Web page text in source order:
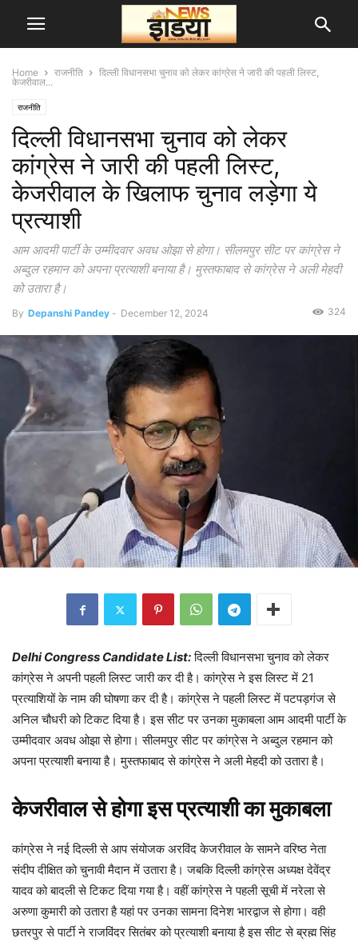
Home राजनीति
दिल्ली विधानसभा चुनाव को लेकर कांग्रेस ने जारी की पहली लिस्ट,
केजरीवाल...
राजनीति
दिल्ली विधानसभा चुनाव को लेकर
कांग्रेस ने जारी की पहली लिस्ट,
केजरीवाल के खिलाफ चुनाव लड़ेगा ये
प्रत्याशी
आम आदमी पार्टी के उम्मीदवार अवध ओझा से होगा। सीलमपुर सीट पर कांग्रेस ने
अब्दुल रहमान को अपना प्रत्याशी बनाया है। मुस्तफाबाद से कांग्रेस ने अली मेहदी
को उतारा है।
By Depanshi Pandey - December 12, 2024 324
Delhi Congress Candidate List:दिल्ली विधानसभा चुनाव को लेकर
कांग्रेस ने अपनी पहली लिस्ट जारी कर दी है। कांग्रेस ने इस लिस्ट में 21
प्रत्याशियों के नाम की घोषणा कर दी है। कांग्रेस ने पहली लिस्ट में पटपड़गंज से
अनिल चौधरी को टिकट दिया है। इस सीट पर उनका मुकाबला आम आदमी पार्टी के
उम्मीदवार अवध ओझा से होगा। सीलमपुर सीट पर कांग्रेस ने अब्दुल रहमान को
अपना प्रत्याशी बनाया है। मुस्तफाबाद से कांग्रेस ने अली मेहदी को उतारा है।
केजरीवाल से होगा इस प्रत्याशी का मुकाबला
कांग्रेस ने नई दिल्ली से आप संयोजक अरविंद केजरीवाल के सामने वरिष्ठ नेता
संदीप दीक्षित को चुनावी मैदान में उतारा है। जबकि दिल्ली कांग्रेस अध्यक्ष देवेंद्र
यादव को बादली से टिकट दिया गया है। वहीं कांग्रेस ने पहली सूची में नरेला से
अरुणा कुमारी को उतारा है यहां पर उनका सामना दिनेश भारद्वाज से होगा। वही
छतरपुर से पार्टी ने राजविंदर सितंबर को प्रत्याशी बनाया है इस सीट से ब्रह्म सिंह